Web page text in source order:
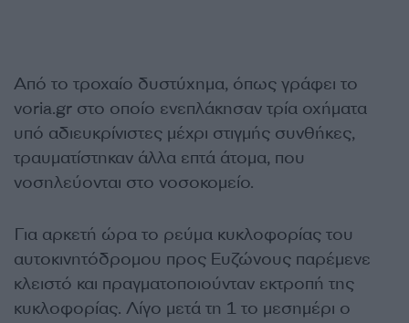
Από το τροχαίο δυστύχημα, όπως γράφει το
voria.gr στο οποίο ενεπλάκησαν τρία οχήματα
υπό αδιευκρίνιστες μέχρι στιγμής συνθήκες,
τραυματίστηκαν άλλα επτά άτομα, που
νοσηλεύονται στο νοσοκομείο.
Για αρκετή ώρα το ρεύμα κυκλοφορίας του
αυτοκινητόδρομου προς Ευζώνους παρέμενε
κλειστό και πραγματοποιούνταν εκτροπή της
κυκλοφορίας. Λίγο μετά τη 1 το μεσημέρι ο